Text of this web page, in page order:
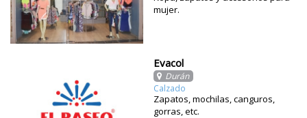
mujer.
Evacol
Durán
Calzado
Zapatos, mochilas, canguros,
gorras, etc.